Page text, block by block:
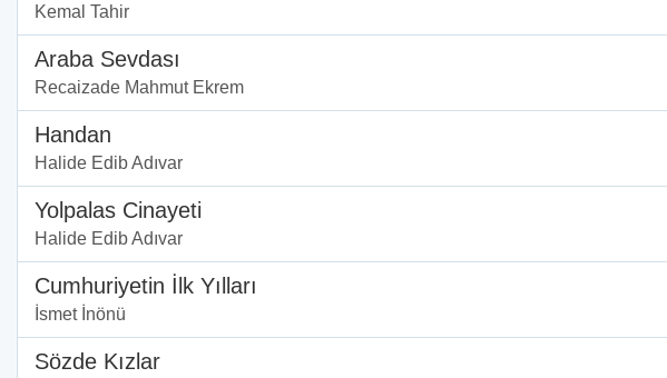
Kemal Tahir
Araba Sevdası
Recaizade Mahmut Ekrem
Handan
Halide Edib Adıvar
Yolpalas Cinayeti
Halide Edib Adıvar
Cumhuriyetin İlk Yılları
İsmet İnönü
Sözde Kızlar